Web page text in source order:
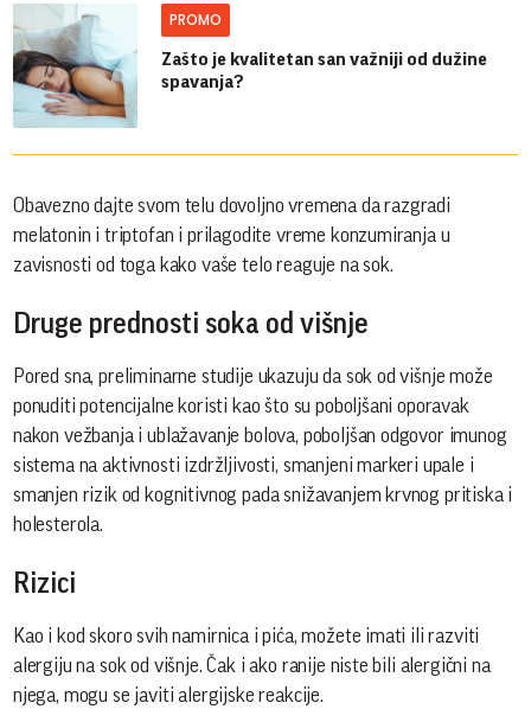
PROMO
Zašto je kvalitetan san važniji od dužine
spavanja?
Obavezno dajte svom telu dovoljno vremena da razgradi
melatonin i triptofan i prilagodite vreme konzumiranja u
zavisnosti od toga kako vaše telo reaguje na sok.
Druge prednosti soka od višnje
Pored sna, preliminarne studije ukazuju da sok od višnje može
ponuditi potencijalne koristi kao što su poboljšani oporavak
nakon vežbanja i ublažavanje bolova, poboljšan odgovor imunog
sistema na aktivnosti izdržljivosti, smanjeni markeri upale i
smanjen rizik od kognitivnog pada snižavanjem krvnog pritiska i
holesterola.
Rizici
Kao i kod skoro svih namirnica i pića, možete imati ili razviti
alergiju na sok od višnje. Čak i ako ranije niste bili alergični na
njega, mogu se javiti alergijske reakcije.